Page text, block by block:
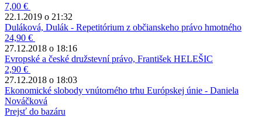
7,00 €
22.1.2019 o 21:32
Duláková, Dulák - Repetitórium z občianskeho právo hmotného
24,90 €
27.12.2018 o 18:16
Evropské a české družstevní právo, František HELEŠIC
2,90 €
27.12.2018 o 18:03
Ekonomické slobody vnútorného trhu Európskej únie - Daniela
Nováčková
Prejsť do bazáru